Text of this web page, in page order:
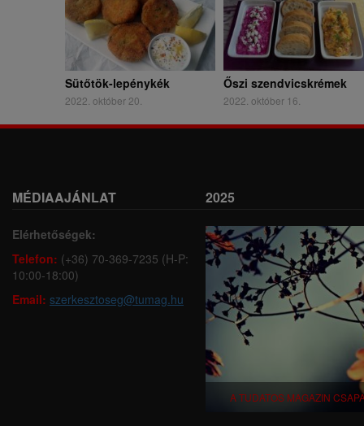
Sütőtök-lepénykék
2022. október 20.
Őszi szendvicskrémek
2022. október 16.
MÉDIAAJÁNLAT
Elérhetőségek:
Telefon: (+36) 70-369-7235 (H-P:
10:00-18:00)
Email: szerkesztoseg@tumag.hu
2025
A TUDATOS MAGAZIN